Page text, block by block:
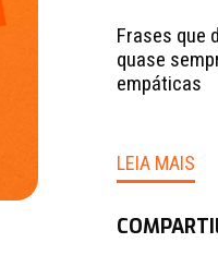
Frases que
quase
empáticas
LEIA MAIS